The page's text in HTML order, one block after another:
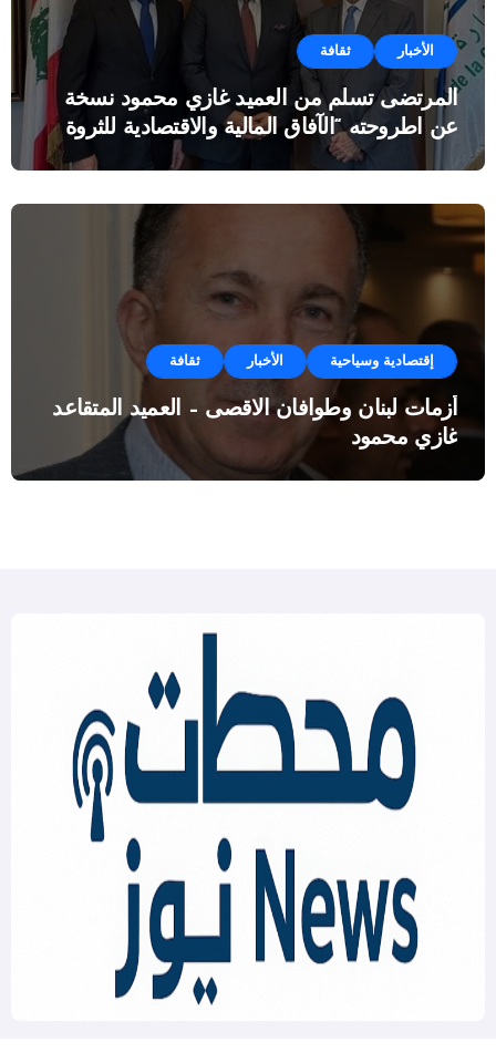
الأخبار ثقافة
المرتضى تسلم من العميد غازي محمود نسخة
عن اطروحته “الآفاق المالية والاقتصادية للثروة
إقتصادية وسياحية الأخبار ثقافة
أزمات لبنان وطوافان الاقصى – العميد المتقاعد
غازي محمود